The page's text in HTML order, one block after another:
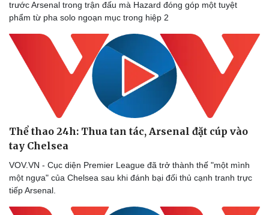
Doanh nghiệp
Thông tin doanh nghiệp
Doanh nghiệp 24h
Doanh nhân
Vì cộng đồng
Công nghệ
Sành điệu
Tin Công nghệ
Trải nghiệm
Chuyển đổi số
trước Arsenal trong trận đấu mà Hazard đóng góp một tuyệt
phẩm từ pha solo ngoạn mục trong hiệp 2
Thể thao 24h: Thua tan tác, Arsenal đặt cúp vào
tay Chelsea
VOV.VN - Cục diện Premier League đã trở thành thế "một mình
một ngựa" của Chelsea sau khi đánh bại đối thủ cạnh tranh trực
tiếp Arsenal.